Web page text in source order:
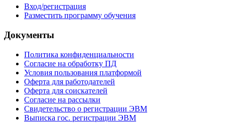
Вход/регистрация
Разместить программу обучения
Документы
Политика конфиденциальности
Согласие на обработку ПД
Условия пользования платформой
Оферта для работодателей
Оферта для соискателей
Согласие на рассылки
Свидетельство о регистрации ЭВМ
Выписка гос. регистрации ЭВМ